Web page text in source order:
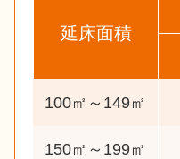
延床面積
100㎡～149㎡
150㎡～199㎡